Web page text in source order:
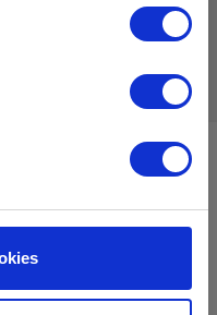
tilbudene på mail
E-News